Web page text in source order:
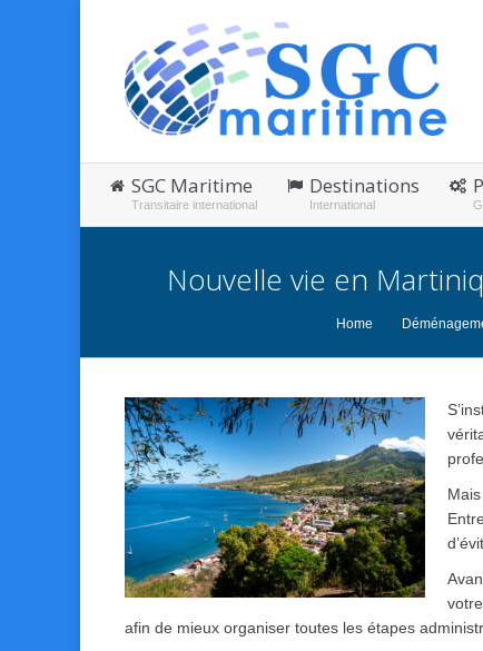
SGC Maritime
Transitaire international
Destinations
International
Nouvelle vie en
Home
afin de mieux organiser toutes les étapes